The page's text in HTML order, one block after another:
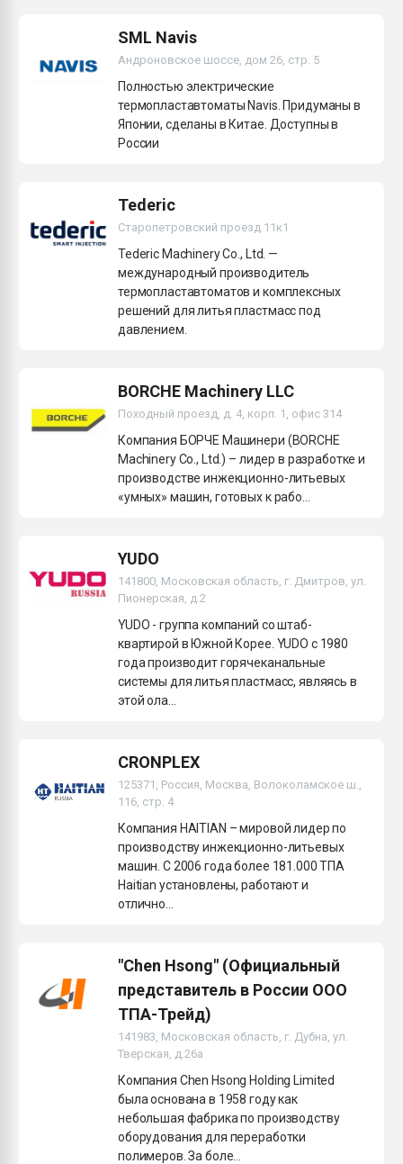
SML Navis
Андроновское шоссе, дом 26, стр. 5
Полностью электрические
термопластавтоматы Navis. Придуманы в
Японии, сделаны в Китае. Доступны в
России
Tederic
Старопетровский проезд 11к1
Tederic Machinery Co., Ltd. —
международный производитель
термопластавтоматов и комплексных
решений для литья пластмасс под
давлением.
YUDO
141800, Московская область, г. Дмитров, ул.
Пионерская, д.2
YUDO - группа компаний со штаб-
квартирой в Южной Корее. YUDO c 1980
года производит горячеканальные
системы для литья пластмасс, являясь в
этой ола...
BORCHE Machinery LLC
Походный проезд, д. 4, корп. 1, офис 314
Компания БОРЧЕ Машинери (BORCHE
Machinery Co., Ltd.) – лидер в разработке и
производстве инжекционно-литьевых
«умных» машин, готовых к рабо...
CRONPLEX
125371, Россия, Москва, Волоколамское ш.,
116, стр. 4
Компания HAITIAN – мировой лидер по
производству инжекционно-литьевых
машин. С 2006 года более 181.000 ТПА
Haitian установлены, работают и
отлично...
"Chen Hsong" (Официальный
представитель в России ООО
ТПА-Трейд)
141983, Московская область, г. Дубна, ул.
Тверская, д.26а
Компания Chen Hsong Holding Limited
была основана в 1958 году как
небольшая фабрика по производству
оборудования для переработки
полимеров. За боле...